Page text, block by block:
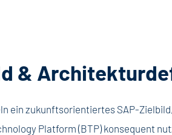
&
ein zukunftsorientiertes SAP-
Platform (BTP) konsequent